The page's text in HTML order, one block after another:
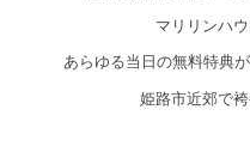
マリリンハ
あらゆる当日の無料特典
姫路市近郊で